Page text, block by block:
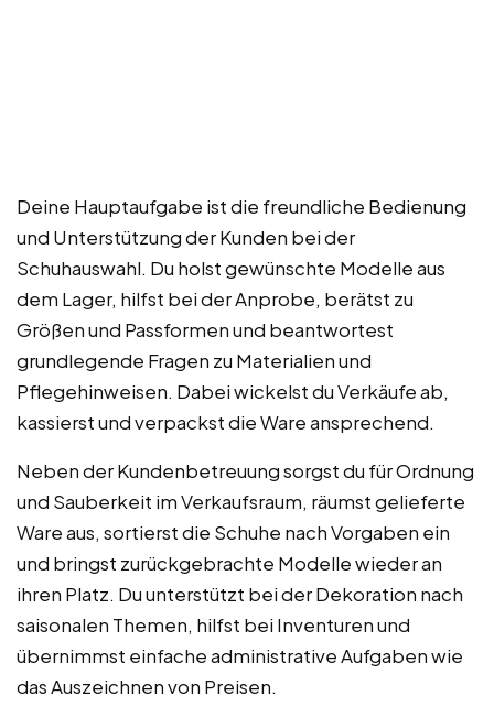
Deine Hauptaufgabe ist die freundliche Bedienung
und Unterstützung der Kunden bei der
Schuhauswahl. Du holst gewünschte Modelle aus
dem Lager, hilfst bei der Anprobe, berätst zu
Größen und Passformen und beantwortest
grundlegende Fragen zu Materialien und
Pflegehinweisen. Dabei wickelst du Verkäufe ab,
kassierst und verpackst die Ware ansprechend.
Neben der Kundenbetreuung sorgst du für Ordnung
und Sauberkeit im Verkaufsraum, räumst gelieferte
Ware aus, sortierst die Schuhe nach Vorgaben ein
und bringst zurückgebrachte Modelle wieder an
ihren Platz. Du unterstützt bei der Dekoration nach
saisonalen Themen, hilfst bei Inventuren und
übernimmst einfache administrative Aufgaben wie
das Auszeichnen von Preisen.